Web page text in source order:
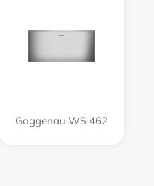
Gaggenau WS 462